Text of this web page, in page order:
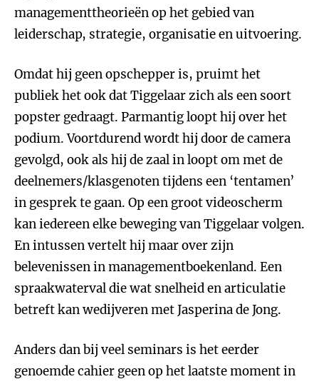
managementtheorieën op het gebied van
leiderschap, strategie, organisatie en uitvoering.
Omdat hij geen opschepper is, pruimt het
publiek het ook dat Tiggelaar zich als een soort
popster gedraagt. Parmantig loopt hij over het
podium. Voortdurend wordt hij door de camera
gevolgd, ook als hij de zaal in loopt om met de
deelnemers/klasgenoten tijdens een ‘tentamen’
in gesprek te gaan. Op een groot videoscherm
kan iedereen elke beweging van Tiggelaar volgen.
En intussen vertelt hij maar over zijn
belevenissen in managementboekenland. Een
spraakwaterval die wat snelheid en articulatie
betreft kan wedijveren met Jasperina de Jong.
Anders dan bij veel seminars is het eerder
genoemde cahier geen op het laatste moment in